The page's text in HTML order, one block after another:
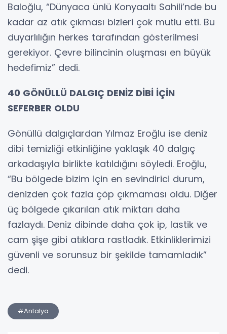
Baloğlu, “Dünyaca ünlü Konyaaltı Sahili’nde bu
kadar az atık çıkması bizleri çok mutlu etti. Bu
duyarlılığın herkes tarafından gösterilmesi
gerekiyor. Çevre bilincinin oluşması en büyük
hedefimiz” dedi.
40 GÖNÜLLÜ DALGIÇ DENİZ DİBİ İÇİN
SEFERBER OLDU
Gönüllü dalgıçlardan Yılmaz Eroğlu ise deniz
dibi temizliği etkinliğine yaklaşık 40 dalgıç
arkadaşıyla birlikte katıldığını söyledi. Eroğlu,
“Bu bölgede bizim için en sevindirici durum,
denizden çok fazla çöp çıkmaması oldu. Diğer
üç bölgede çıkarılan atık miktarı daha
fazlaydı. Deniz dibinde daha çok ip, lastik ve
cam şişe gibi atıklara rastladık. Etkinliklerimizi
güvenli ve sorunsuz bir şekilde tamamladık”
dedi.
#Antalya